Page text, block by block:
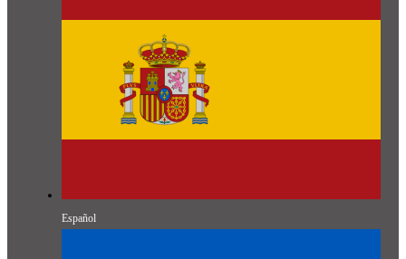
Español